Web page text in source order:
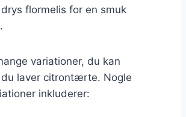
flormelis for en smuk
variationer, du kan
du laver citrontærte. Nogle
inkluderer: